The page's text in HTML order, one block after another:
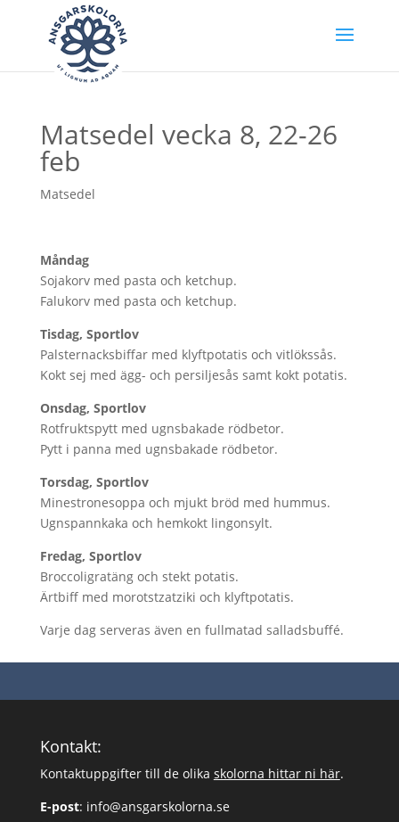
Matsedel vecka 8, 22-26
feb
Matsedel
Måndag
Sojakorv med pasta och ketchup.
Falukorv med pasta och ketchup.
Tisdag, Sportlov
Palsternacksbiffar med klyftpotatis och vitlökssås.
Kokt sej med ägg- och persiljesås samt kokt potatis.
Onsdag, Sportlov
Rotfruktspytt med ugnsbakade rödbetor.
Pytt i panna med ugnsbakade rödbetor.
Torsdag, Sportlov
Minestronesoppa och mjukt bröd med hummus.
Ugnspannkaka och hemkokt lingonsylt.
Fredag, Sportlov
Broccoligratäng och stekt potatis.
Ärtbiff med morotstzatziki och klyftpotatis.
Varje dag serveras även en fullmatad salladsbuffé.
Kontakt:
Kontaktuppgifter till de olika skolorna hittar ni här.
E-post: info@ansgarskolorna.se